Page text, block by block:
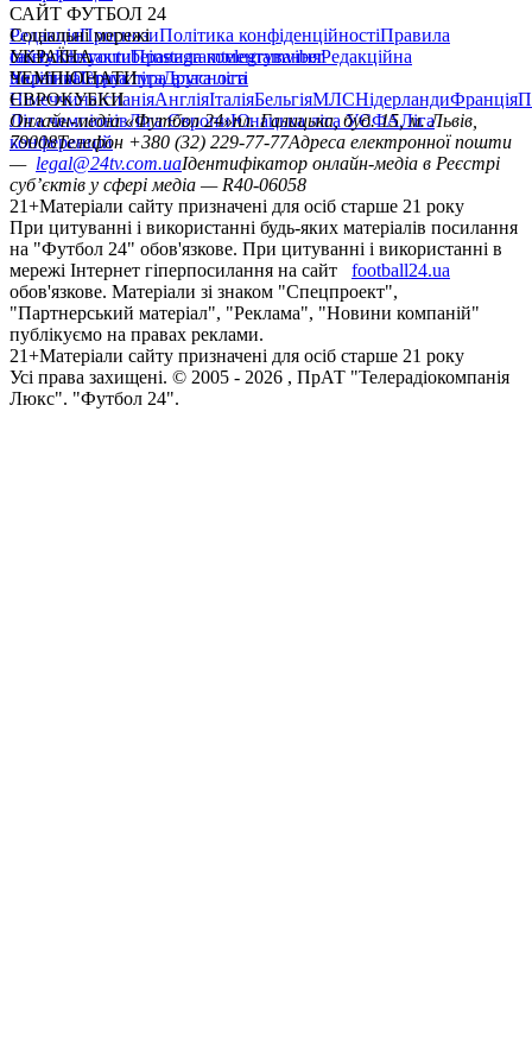
САЙТ ФУТБОЛ 24
РедакціяПрогнозиПолітика конфіденційностіПравила
сайтуКонтактиПравила коментуванняРедакційна
політикаСтруктура власності
Соціальні мережі
facebookxyoutubeinstagramtelegramviber
УКРАЇНА
УкраїнаПерша лігаДруга ліга
ЧЕМПІОНАТИ
НімеччинаІспаніяАнгліяІталіяБельгіяМЛСНідерландиФранція
ЄВРОКУБКИ
Ліга чемпіонівЛіга ЄвропиЮнацька ліга УЄФАЛіга
конференцій
Онлайн-медіа «Футбол 24»пл. Галицька, буд. 15, м. Львів,
79008Телефон +380 (32) 229-77-77Адреса електронної пошти
— legal@24tv.com.uaІдентифікатор онлайн-медіа в Реєстрі
суб’єктів у сфері медіа — R40-06058
21+Матеріали сайту призначені для осіб старше 21 року
При цитуванні і використанні будь-яких матеріалів посилання
на "Футбол 24" обов'язкове. При цитуванні і використанні в
мережі Інтернет гіперпосилання на сайт
football24.ua
обов'язкове. Матеріали зі знаком "Спецпроект",
"Партнерський матеріал", "Реклама", "Новини компаній"
публікуємо на правах реклами.
21+Матеріали сайту призначені для осіб старше 21 року
Усi права захищенi. © 2005 - 2026 , ПрАТ "Телерадіокомпанія
Люкс". "Футбол 24".